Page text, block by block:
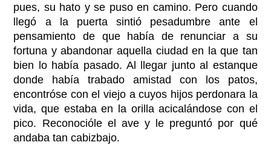
pues, su hato y se puso en camino. Pero cuando
llegó a la puerta sintió pesadumbre ante el
pensamiento de que había de renunciar a su
fortuna y abandonar aquella ciudad en la que tan
bien lo había pasado. Al llegar junto al estanque
donde había trabado amistad con los patos,
encontróse con el viejo a cuyos hijos perdonara la
vida, que estaba en la orilla acicalándose con el
pico. Reconocióle el ave y le preguntó por qué
andaba tan cabizbajo.